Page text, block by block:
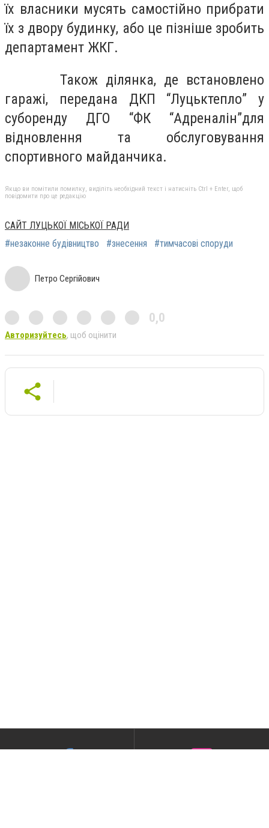
їх власники мусять самостійно прибрати
їх з двору будинку, або це пізніше зробить
департамент ЖКГ.
Також ділянка, де встановлено
гаражі, передана ДКП “Луцьктепло” у
суборенду ДГО “ФК “Адреналін”для
відновлення та обслуговування
спортивного майданчика.
Якщо ви помітили помилку, виділіть необхідний текст і натисніть Ctrl + Enter, щоб
повідомити про це редакцію
САЙТ ЛУЦЬКОЇ МІСЬКОЇ РАДИ
#незаконне будівництво
#знесення #тимчасові споруди
Петро Сергійович
0,0
Авторизуйтесь, щоб оцінити